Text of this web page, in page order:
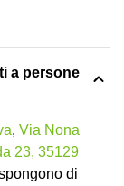
a persone
, Via Nona
23, 35129
di